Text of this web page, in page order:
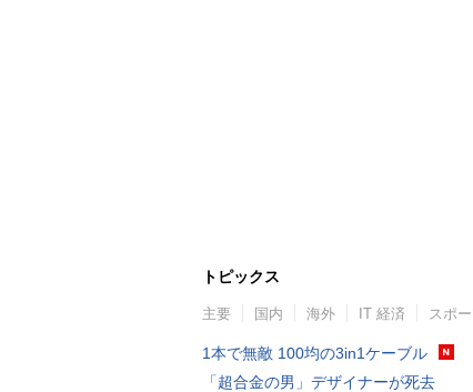
トピックス
主要 国内 海外 IT 経済 スポ
1本で無敵 100均の3in1ケーブル
「超合金の男」デザイナーが死去